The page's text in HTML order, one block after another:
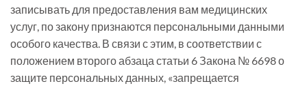
записывать для предоставления вам медицинских
услуг, по закону признаются персональными данными
особого качества. В связи с этим, в соответствии с
положением второго абзаца статьи 6 Закона № 6698 о
защите персональных данных, «запрещается